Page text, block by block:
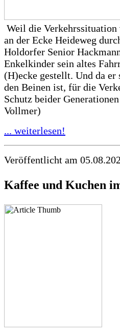
Weil die Verkehrssituation
an der Ecke Heideweg
Holdorfer Senior
Enkelkinder sein altes
(H)ecke gestellt. Und da
den Beinen ist, für die
Schutz beider
Vollmer)
... weiterlesen!
Veröffentlicht am
Kaffee und Kuchen